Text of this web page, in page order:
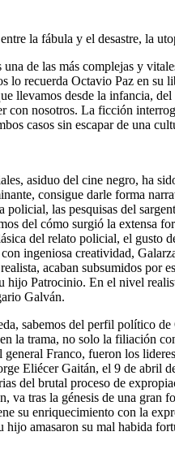
la fábula y el desastre, la
de las más complejas y
lo recuerda Octavio Paz en
llevamos desde la infancia,
con nosotros. La ficción
casos sin escapar de una
asiduo del cine negro, ha
consigue darle forma
las pesquisas del
del cómo surgió la extensa
del relato policial, el
ingeniosa creatividad,
acaban subsumidos por
hijo Patrocinio. En el nivel
Galván.
sabemos del perfil político
la trama, no solo la filiación
Franco, fueron los
Eliécer Gaitán, el 9 de
del brutal proceso de
tras la génesis de una
su enriquecimiento con la
amasaron su mal habida